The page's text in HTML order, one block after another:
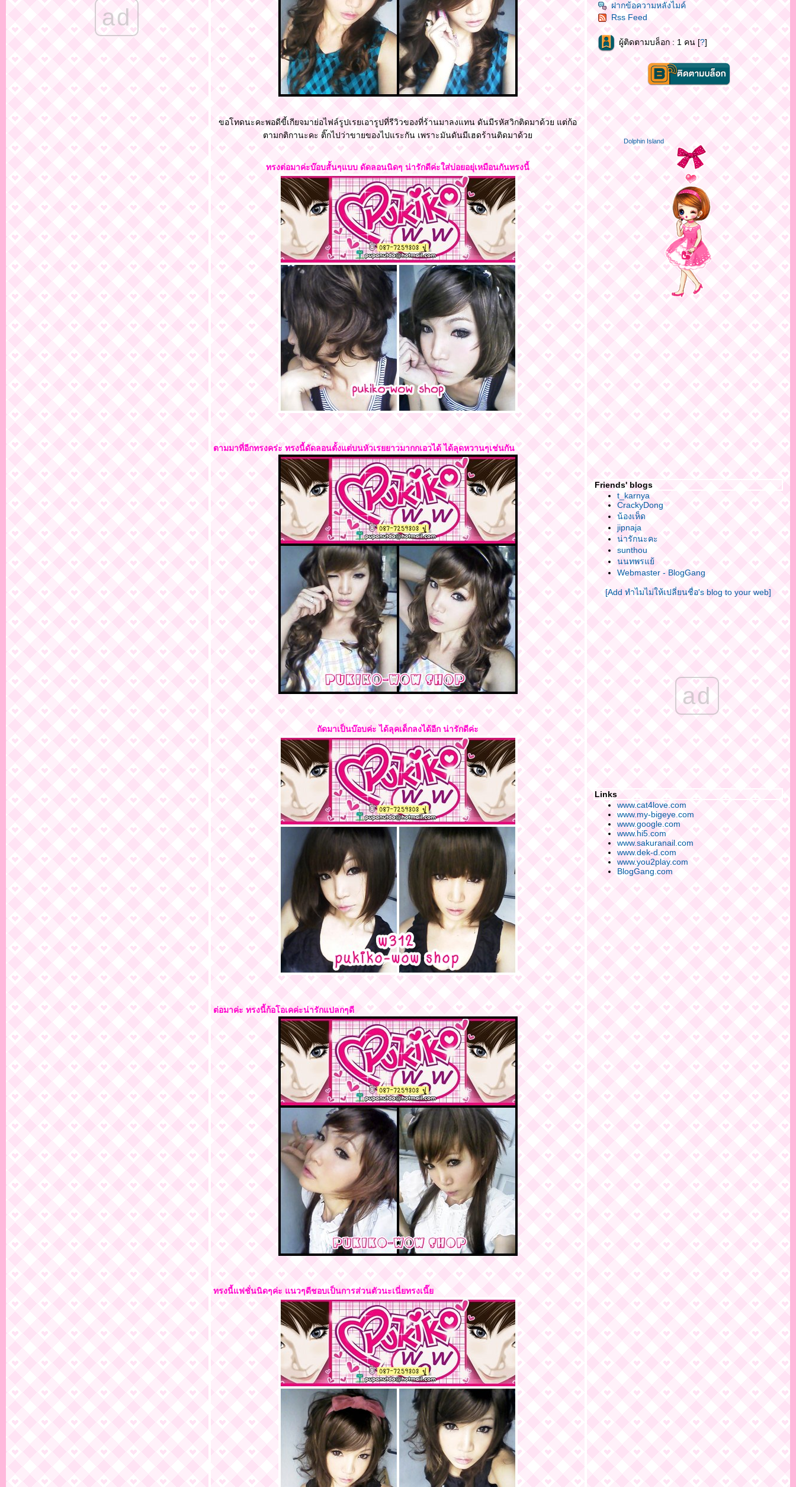
ad
ขอโทดนะคะพอดีขี้เกียจมาย่อไฟล์รูปเรยเอารูปที่รีวิวของที่ร้านมาลงแทน ดันมีรหัสวิกติดมาด้วย แต่ก้อ
ตามกติกานะคะ ติ๊กไปว่าขายของไปแระกัน เพราะมันดันมีเฮดร้านติดมาด้ว
ทรงต่อมาค่ะบ๊อบสั้นๆแบบ ดัดลอนนิดๆ น่ารักดีค่ะใส่บ่อยอยุ่เหมือนกันทรงนี้
ตามมาที่อีกทรงคร่ะ ทรงนี้ดัดลอนตั้งแต่บนหัวเรยยาวมากกเอวได้ ได้ลุดหวานๆเช่นกัน
ถัดมาเป็นบ๊อบค่ะ ได้ลุคเด็กลงได้อีก น่ารักดีค่ะ
ต่อมาค่ะ ทรงนี้ก้อโอเคค่ะน่ารักแปลกๆดี
ทรงนี้แฟชั่นนิดๆค่ะ แนวๆดีชอบเป็นการส่วนตัวนะเนี่ยทรงเนี๊
ฝากข้อความหลังไมค์
Rss Feed
ผู้ติดตามบล็อก : 1 คน [?]
Dolphin Island
Friends' blogs
t_karnya
CrackyDong
น้องเห็ด
jipnaja
น่ารักนะคะ
sunthou
นนทพรแย้
Webmaster - BlogGang
[Add ทำไมไม่ให้เปลี่ยนชื่อ's blog to your web]
ad
Links
www.cat4love.com
www.my-bigeye.com
www.google.com
www.hi5.com
www.sakuranail.com
www.dek-d.com
www.you2play.com
BlogGang.com